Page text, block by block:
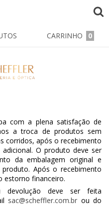
CARRINHO 0
com a plena satisfação de
a troca de produtos sem
corridos, após o recebimento
O produto deve ser
da embalagem original e
Após o recebimento
estorno financeiro.
deve ser feita
sac@scheffler.com.br ou do